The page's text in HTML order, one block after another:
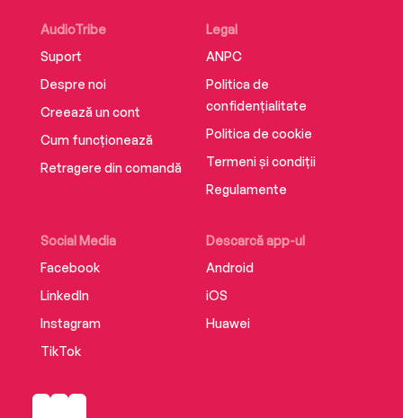
AudioTribe
Suport
Despre noi
Creează un cont
Cum funcționează
Retragere din comandă
Social Media
Facebook
LinkedIn
Instagram
TikTok
Descarcă app-ul
Android
iOS
Huawei
Legal
ANPC
Politica de
confidențialitate
Politica de cookie
Termeni și condiții
Regulamente